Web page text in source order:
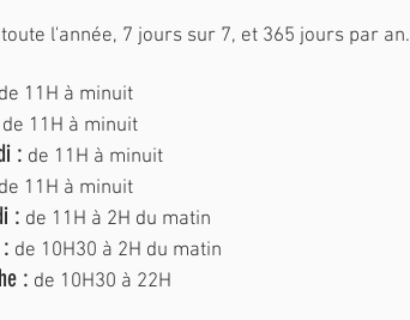
l'année, 7 jours sur 7, et 365 jours par an.
de 11H à minuit
de 11H à minuit
: de 11H à minuit
de 11H à minuit
: de 11H à 2H du matin
de 10H30 à 2H du matin
: de 10H30 à 22H